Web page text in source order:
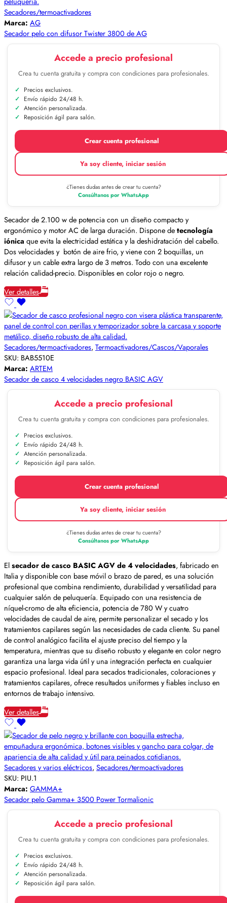
Secadores/termoactivadores
Marca: AG
Secador pelo con difusor Twister 3800 de AG
Accede a precio profesional
Crea tu cuenta gratuita y compra con condiciones para profesionales.
Precios exclusivos.
Envío rápido 24/48 h.
Atención personalizada.
Reposición ágil para salón.
Crear cuenta profesional
Ya soy cliente, iniciar sesión
¿Tienes dudas antes de crear tu cuenta?
Consúltanos por WhatsApp
Secador de 2.100 w de potencia con un diseño compacto y
ergonómico y motor AC de larga duración. Dispone detecnología
iónica que evita la electricidad estática y la deshidratación del cabello.
Dos velocidades y botón de aire frio, y viene con 2 boquillas, un
difusor y un cable extra largo de 3 metros. Todo con una excelente
relación calidad-precio. Disponibles en color rojo o negro.
Ver detalles
Secadores/termoactivadores, Termoactivadores/Cascos/Vaporales
SKU: BAB5510E
Marca: ARTEM
Secador de casco 4 velocidades negro BASIC AGV
Accede a precio profesional
Crea tu cuenta gratuita y compra con condiciones para profesionales.
Precios exclusivos.
Envío rápido 24/48 h.
Atención personalizada.
Reposición ágil para salón.
Crear cuenta profesional
Ya soy cliente, iniciar sesión
¿Tienes dudas antes de crear tu cuenta?
Consúltanos por WhatsApp
Elsecador de casco BASIC AGV de 4 velocidades, fabricado en
Italia y disponible con base móvil o brazo de pared, es una solución
profesional que combina rendimiento, durabilidad y versatilidad para
cualquier salón de peluquería. Equipado con una resistencia de
níquel-cromo de alta eficiencia, potencia de 780 W y cuatro
velocidades de caudal de aire, permite personalizar el secado y los
tratamientos capilares según las necesidades de cada cliente. Su panel
de control analógico facilita el ajuste preciso del tiempo y la
temperatura, mientras que su diseño robusto y elegante en color negro
garantiza una larga vida útil y una integración perfecta en cualquier
espacio profesional. Ideal para secados tradicionales, coloraciones y
tratamientos capilares, ofrece resultados uniformes y fiables incluso en
entornos de trabajo intensivo.
Ver detalles
Secadores y varios eléctricos, Secadores/termoactivadores
SKU: PIU.1
Marca: GAMMA+
Secador pelo Gamma+ 3500 Power Tormalionic
Accede a precio profesional
Crea tu cuenta gratuita y compra con condiciones para profesionales.
Precios exclusivos.
Envío rápido 24/48 h.
Atención personalizada.
Reposición ágil para salón.